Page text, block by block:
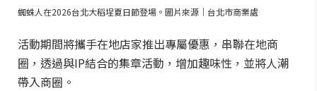
蜘蛛人在2026台北大稻埕夏日節登場。圖片來源｜台北市商業處
活動期間將攜手在地店家推出專屬優惠，串聯在地商
圈，透過與IP結合的集章活動，增加趣味性，並將人潮
帶入商圈。